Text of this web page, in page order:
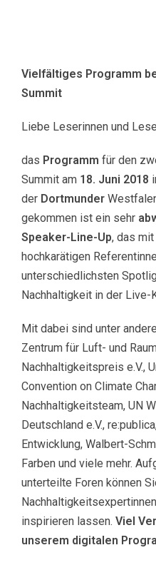
Vielfältiges Programm
Summit
Liebe Leserinnen und
das Programm für den
Summit am 18. Juni 2018
der Dortmunder
gekommen ist ein sehr
Speaker-Line-Up, das
hochkarätigen
unterschiedlichsten
Nachhaltigkeit in der Live-
Mit dabei sind unter
Zentrum für Luft- und
Nachhaltigkeitspreis e.V.,
Convention on Climate
Nachhaltigkeitsteam, UN
Deutschland e.V.,
Entwicklung, Walbert-
Farben und viele mehr.
unterteilte Foren können
inspirieren lassen. Viel
unserem digitalen